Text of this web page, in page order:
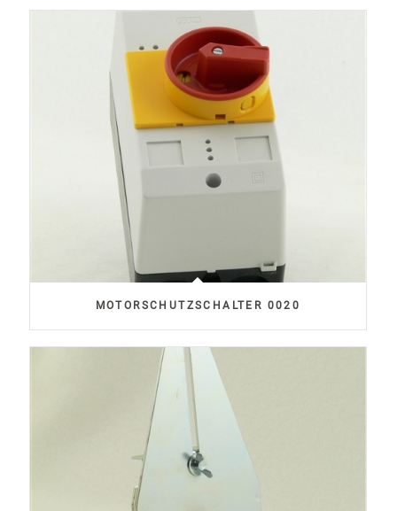
MOTORSCHUTZSCHALTER 0020